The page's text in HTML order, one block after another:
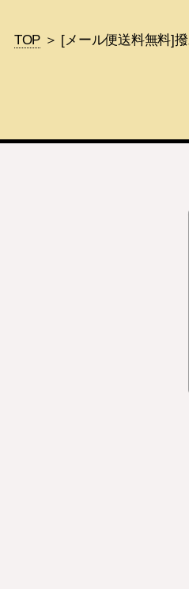
TOP ＞ [メール便送料無料]